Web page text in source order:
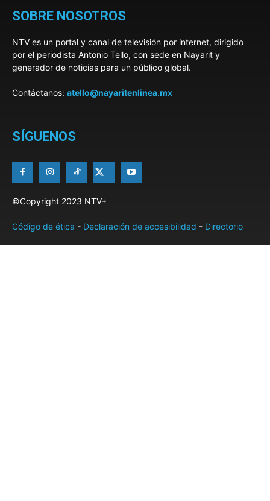
SOBRE NOSOTROS
NTV es un portal y canal de televisión por internet, dirigido
por el periodista Antonio Tello, con sede en Nayarit y
generador de noticias para un público global.
Contáctanos: atello@nayaritenlinea.mx
SÍGUENOS
©Copyright 2023 NTV+
Código de ética - Declaración de accesibilidad - Directorio